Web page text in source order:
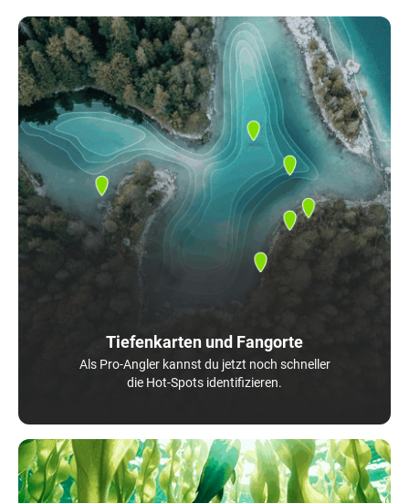
Tiefenkarten und Fangorte
Als Pro-Angler kannst du jetzt noch schneller
die Hot-Spots identifizieren.